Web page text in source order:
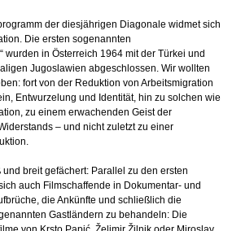
der diesjährigen Diagonale widmet sich
Die ersten sogenannten
wurden in Österreich 1964 mit der Türkei und
Jugoslawien abgeschlossen. Wir wollten
fort von der Reduktion von Arbeitsmigration
Entwurzelung und Identität, hin zu solchen wie
zu einem erwachenden Geist der
– und nicht zuletzt zu einer
und breit gefächert: Parallel zu den ersten
auch Filmschaffende in Dokumentar- und
die Ankünfte und schließlich die
Gastländern zu behandeln: Die